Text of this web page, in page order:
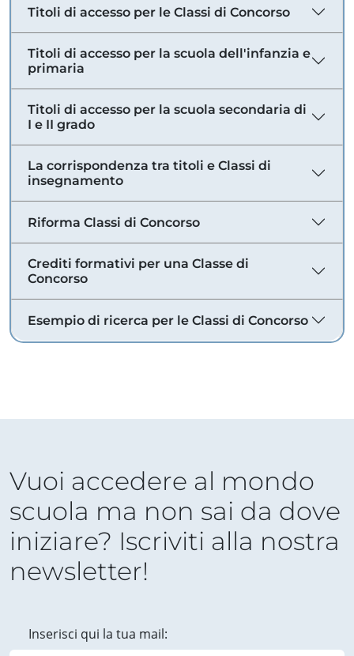
Titoli di accesso per le Classi di Concorso
Titoli di accesso per la scuola dell'infanzia e
primaria
Titoli di accesso per la scuola secondaria di
I e II grado
La corrispondenza tra titoli e Classi di
insegnamento
Riforma Classi di Concorso
Crediti formativi per una Classe di
Concorso
Esempio di ricerca per le Classi di Concorso
Vuoi accedere al mondo
scuola ma non sai da dove
iniziare? Iscriviti alla nostra
newsletter!
Inserisci qui la tua mail: